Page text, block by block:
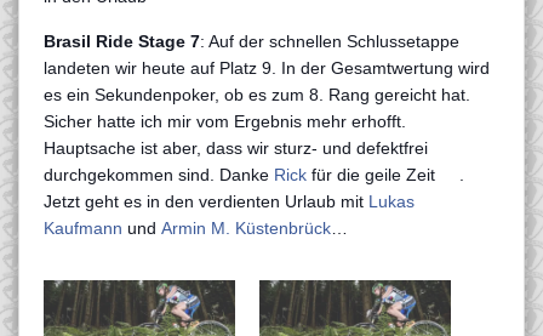
Brasil Ride Stage 7: Auf der schnellen Schlussetappe
landeten wir heute auf Platz 9. In der Gesamtwertung wird
es ein Sekundenpoker, ob es zum 8. Rang gereicht hat.
Sicher hatte ich mir vom Ergebnis mehr erhofft.
Hauptsache ist aber, dass wir sturz- und defektfrei
durchgekommen sind. Danke Rick für die geile Zeit
Jetzt geht es in den verdienten Urlaub mit Lukas
Kaufmann und Armin M. Küstenbrück